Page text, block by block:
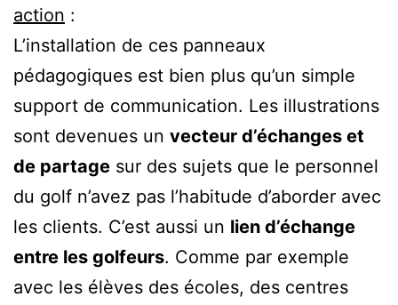
action :
L’installation de ces panneaux
pédagogiques est bien plus qu’un simple
support de communication. Les illustrations
sont devenues un vecteur d’échanges et
de partage sur des sujets que le personnel
du golf n’avez pas l’habitude d’aborder avec
les clients. C’est aussi un lien d’échange
entre les golfeurs. Comme par exemple
avec les élèves des écoles, des centres